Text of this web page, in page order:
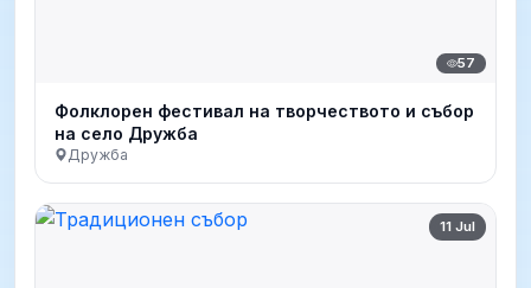
57
Фолклорен фестивал на творчеството и събор
на село Дружба
Дружба
11 Jul